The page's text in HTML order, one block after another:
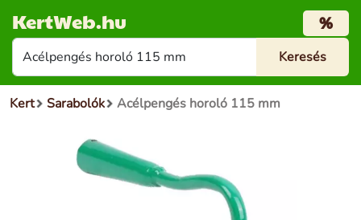
KertWeb.hu %
Kert Sarabolók Acélpengés horoló 115 mm